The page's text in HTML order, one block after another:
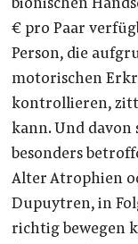
bionischen
€ pro Paar
Person, die
motorischen
kontrollieren,
kann. Und davon
besonders
Alter Atrophien
Dupuytren, in
richtig bewegen